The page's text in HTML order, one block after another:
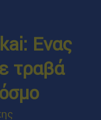
Ενας
τραβά